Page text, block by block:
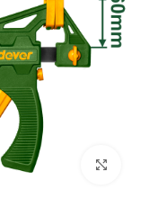
Click to enlarge